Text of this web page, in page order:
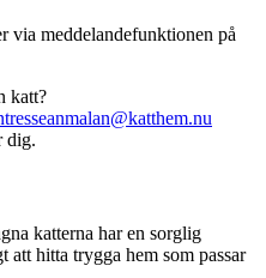
via meddelandefunktionen på
katt?
dig.
katterna har en sorglig
att hitta trygga hem som passar